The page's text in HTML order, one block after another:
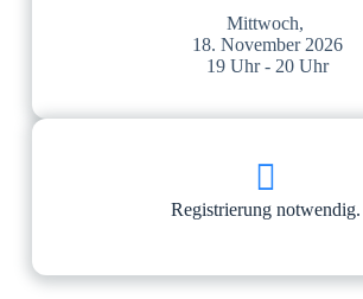
Mittwoch,
18. November 2026
19 Uhr - 20 Uhr
Registrierung notwendig.